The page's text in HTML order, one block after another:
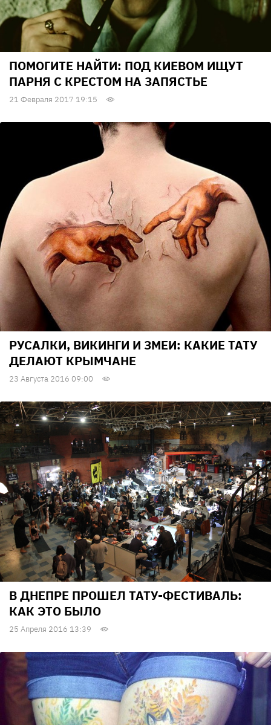
ПОМОГИТЕ НАЙТИ: ПОД КИЕВОМ ИЩУТ
ПАРНЯ С КРЕСТОМ НА ЗАПЯСТЬЕ
21 Февраля 2017 19:15
РУСАЛКИ, ВИКИНГИ И ЗМЕИ: КАКИЕ ТАТУ
ДЕЛАЮТ КРЫМЧАНЕ
23 Августа 2016 09:00
В ДНЕПРЕ ПРОШЕЛ ТАТУ-ФЕСТИВАЛЬ:
КАК ЭТО БЫЛО
25 Апреля 2016 13:39